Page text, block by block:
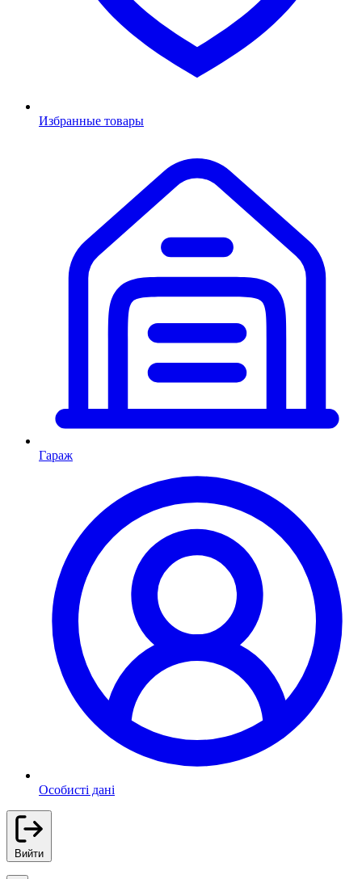
Избранные товары
Гараж
Особисті дані
Вийти